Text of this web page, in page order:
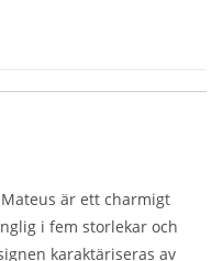
är ett charmigt
i fem storlekar och
karaktäriseras av